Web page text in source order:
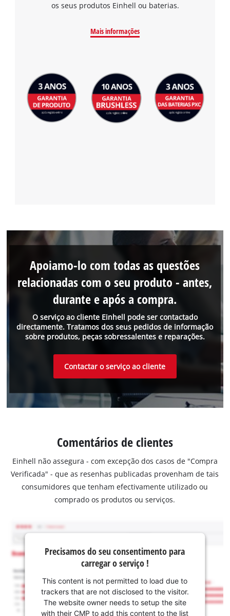
os seus produtos Einhell ou baterias.
Mais informações
O serviço ao cliente Einhell pode ser contactado
directamente. Tratamos dos seus pedidos de informação
sobre produtos, peças sobressalentes e reparações.
Apoiamo-lo com todas as questões
relacionadas com o seu produto - antes,
durante e após a compra.
Contactar o serviço ao cliente
Comentários de clientes
Einhell não assegura - com excepção dos casos de "Compra
Verificada" - que as resenhas publicadas provenham de tais
consumidores que tenham efectivamente utilizado ou
comprado os produtos ou serviços.
Precisamos do seu consentimento para
carregar o serviço !
This content is not permitted to load due to
trackers that are not disclosed to the visitor.
The website owner needs to setup the site
with their CMP to add this content to the list